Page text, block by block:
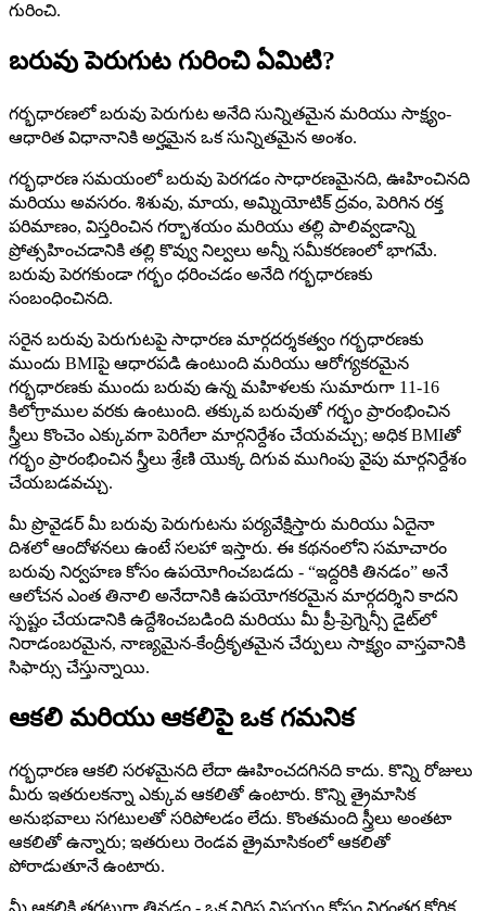
గురించి.
బరువు పెరుగుట గురించి ఏమిటి?
గర్భధారణలో బరువు పెరుగుట అనేది సున్నితమైన మరియు సాక్ష్యం-
ఆధారిత విధానానికి అర్హమైన ఒక సున్నితమైన అంశం.
గర్భధారణ సమయంలో బరువు పెరగడం సాధారణమైనది, ఊహించినది
మరియు అవసరం. శిశువు, మాయ, అమ్నియోటిక్ ద్రవం, పెరిగిన రక్త
పరిమాణం, విస్తరించిన గర్భాశయం మరియు తల్లి పాలివ్వడాన్ని
ప్రోత్సహించడానికి తల్లి కొవ్వు నిల్వలు అన్నీ సమీకరణంలో భాగమే.
బరువు పెరగకుండా గర్భం ధరించడం అనేది గర్భధారణకు
సంబంధించినది.
సరైన బరువు పెరుగుటపై సాధారణ మార్గదర్శకత్వం గర్భధారణకు
ముందు BMIపై ఆధారపడి ఉంటుంది మరియు ఆరోగ్యకరమైన
గర్భధారణకు ముందు బరువు ఉన్న మహిళలకు సుమారుగా 11-16
కిలోగ్రాముల వరకు ఉంటుంది. తక్కువ బరువుతో గర్భం ప్రారంభించిన
స్త్రీలు కొంచెం ఎక్కువగా పెరిగేలా మార్గనిర్దేశం చేయవచ్చు; అధిక BMIతో
గర్భం ప్రారంభించిన స్త్రీలు శ్రేణి యొక్క దిగువ ముగింపు వైపు మార్గనిర్దేశం
చేయబడవచ్చు.
మీ ప్రొవైడర్ మీ బరువు పెరుగుటను పర్యవేక్షిస్తారు మరియు ఏదైనా
దిశలో ఆందోళనలు ఉంటే సలహా ఇస్తారు. ఈ కథనంలోని సమాచారం
బరువు నిర్వహణ కోసం ఉపయోగించబడదు - “ఇద్దరికి తినడం” అనే
ఆలోచన ఎంత తినాలి అనేదానికి ఉపయోగకరమైన మార్గదర్శిని కాదని
స్పష్టం చేయడానికి ఉద్దేశించబడింది మరియు మీ ప్రీ-ప్రెగ్నెన్సీ డైట్‌లో
నిరాడంబరమైన, నాణ్యమైన-కేంద్రీకృతమైన చేర్పులు సాక్ష్యం వాస్తవానికి
సిఫార్సు చేస్తున్నాయి.
ఆకలి మరియు ఆకలిపై ఒక గమనిక
గర్భధారణ ఆకలి సరళమైనది లేదా ఊహించదగినది కాదు. కొన్ని రోజులు
మీరు ఇతరులకన్నా ఎక్కువ ఆకలితో ఉంటారు. కొన్ని త్రైమాసిక
అనుభవాలు సగటులతో సరిపోలడం లేదు. కొంతమంది స్త్రీలు అంతటా
ఆకలితో ఉన్నారు; ఇతరులు రెండవ త్రైమాసికంలో ఆకలితో
పోరాడుతూనే ఉంటారు.
మీ ఆకలికి తగ్గట్టుగా తినడం - ఒక నిర్దిష్ట విషయం కోసం నిరంతర కోరిక